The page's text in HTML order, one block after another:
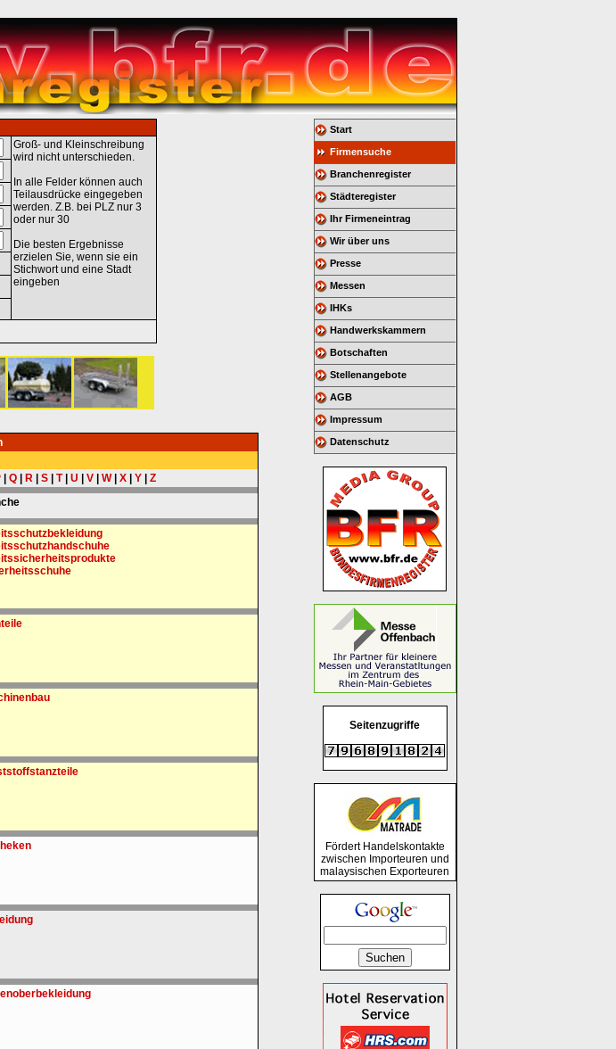
Groß- und Kleinschreibung
wird nicht unterschieden.
In alle Felder können auch
Teilausdrücke eingegeben
werden. Z.B. bei PLZ nur 3
oder nur 30
Die besten Ergebnisse
erzielen Sie, wenn sie ein
Stichwort und eine Stadt
eingeben
| Q| R| S| T| U V| W| X| Y| Z
Start
Firmensuche
Branchenregister
Städteregister
Ihr Firmeneintrag
Wir über uns
Presse
Messen
IHKs
Handwerkskammern
Botschaften
Stellenangebote
AGB
Impressum
Datenschutz
Seitenzugriffe
Fördert Handelskontakte
zwischen Importeuren und
malaysischen Exporteuren